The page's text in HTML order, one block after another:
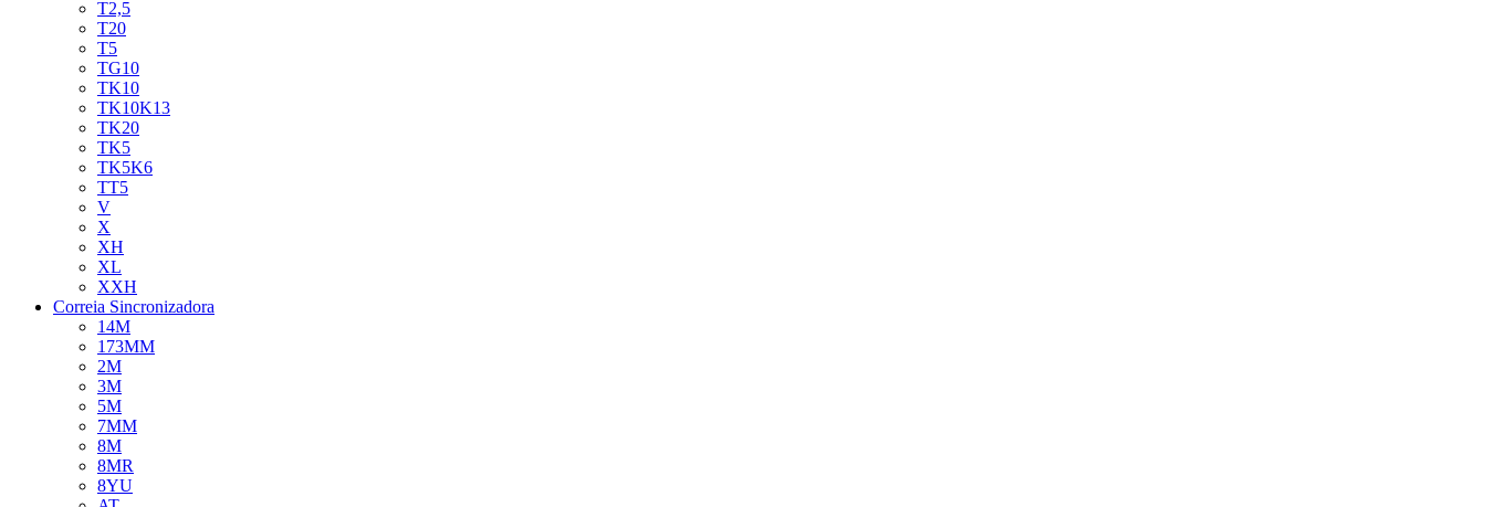
T2,5
T20
T5
TG10
TK10
TK10K13
TK20
TK5
TK5K6
TT5
V
X
XH
XL
XXH
Correia Sincronizadora
14M
173MM
2M
3M
5M
7MM
8M
8MR
8YU